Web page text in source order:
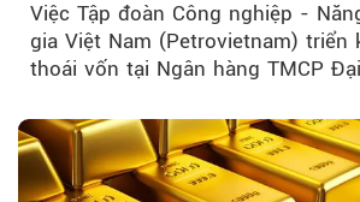
Việc Tập đoàn Công nghiệp -
gia Việt Nam (Petrovietnam) triển
thoái vốn tại Ngân hàng TMCP